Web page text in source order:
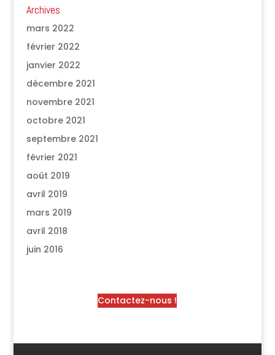
Archives
mars 2022
février 2022
janvier 2022
décembre 2021
novembre 2021
octobre 2021
septembre 2021
février 2021
août 2019
avril 2019
mars 2019
avril 2018
juin 2016
Contactez-nous !